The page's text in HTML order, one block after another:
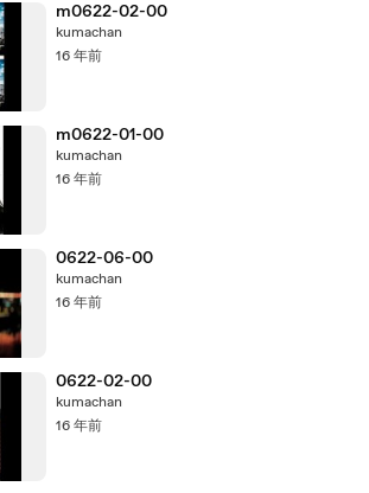
m0622-02-00
kumachan
16 年前
m0622-01-00
kumachan
16 年前
0622-06-00
kumachan
16 年前
0622-02-00
kumachan
16 年前